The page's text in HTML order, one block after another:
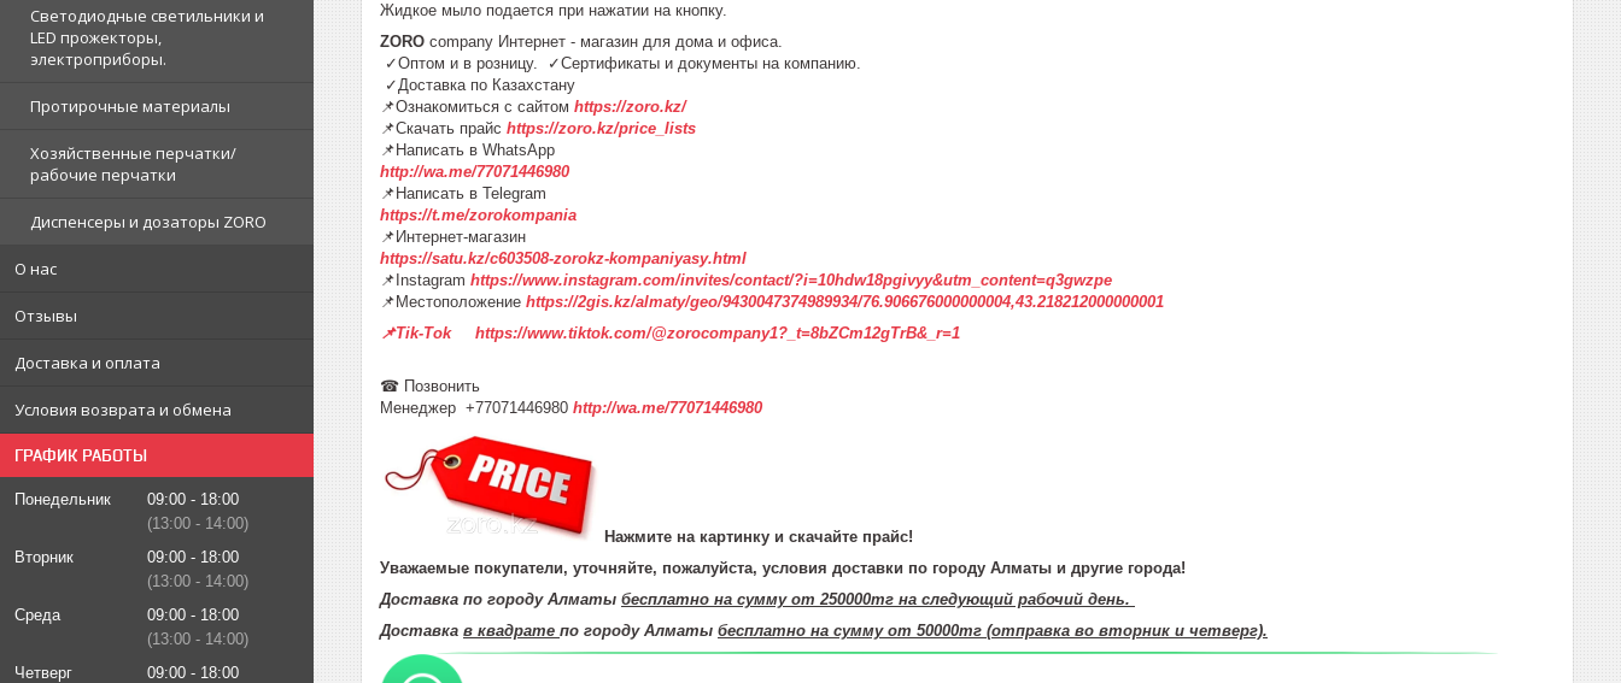
Светодиодные светильники и
LED прожекторы,
электроприборы.
Протирочные материалы
Хозяйственные перчатки/
рабочие перчатки
Диспенсеры и дозаторы ZORO
О нас
Отзывы
Доставка и оплата
Условия возврата и обмена
ГРАФИК РАБОТЫ
Понедельник 09:00
18:00
13:00
14:00
Вторник
09:00
18:00
13:00
14:00
Среда
09:00
18:00
13:00
14:00
Четверг
09:00
18:00
Жидкое мыло подается при нажатии на кнопку.
ZORO company Интернет - магазин для дома и офиса.
✓Оптом и в розницу. ✓Сертификаты и документы на компанию.
✓Доставка по Казахстану
📌Ознакомиться с сайтом https://zoro.kz/
📌Скачать прайс https://zoro.kz/price_lists
📌Написать в WhatsApp
http://wa.me/77071446980
📌Написать в Telegram
https://t.me/zorokompania
📌Интернет-магазин
https://satu.kz/c603508-zorokz-kompaniyasy.html
📌Instagram https://www.instagram.com/invites/contact/?i=10hdw18pgivyy&utm_content=q3gwzpe
📌Местоположение https://2gis.kz/almaty/geo/9430047374989934/76.906676000000004,43.218212000000001
📌Tik-Tok https://www.tiktok.com/@zorocompany1?_t=8bZCm12gTrB&_r=1
☎ Позвонить
Менеджер +77071446980 http://wa.me/77071446980
Нажмите на картинку и скачайте прайс!
Уважаемые покупатели, уточняйте, пожалуйста, условия доставки по городу Алматы и другие города!
Доставка по городу Алматы бесплатно на сумму от 250000тг на следующий рабочий день.
Доставка в квадрате по городу Алматы бесплатно на сумму от 50000тг (отправка во вторник и четверг).